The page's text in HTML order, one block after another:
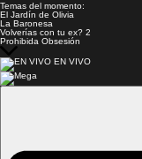
Temas del momento:
El Jardín de Olivia
La Baronesa
Volverías con tu ex? 2
Prohibida Obsesión
EN VIVO